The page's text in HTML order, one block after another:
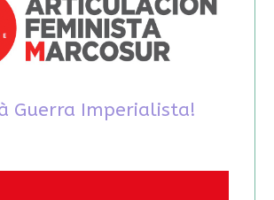
Guerra Imperialista!